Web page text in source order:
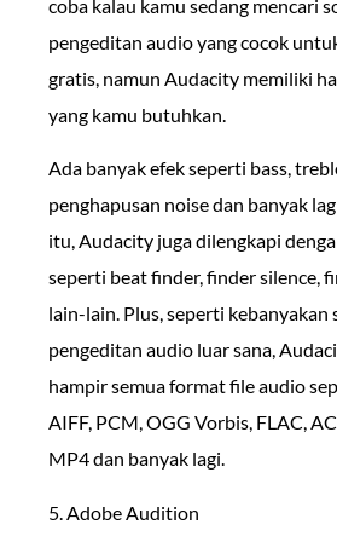
coba kalau kamu sedang mencari
pengeditan audio yang cocok
gratis, namun Audacity memiliki
yang kamu butuhkan.
Ada banyak efek seperti bass,
penghapusan noise dan banyak
itu, Audacity juga dilengkapi
seperti beat finder, finder silence,
lain-lain. Plus, seperti kebanyakan
pengeditan audio luar sana,
hampir semua format file audio
AIFF, PCM, OGG Vorbis, FLAC,
MP4 dan banyak lagi.
5. Adobe Audition